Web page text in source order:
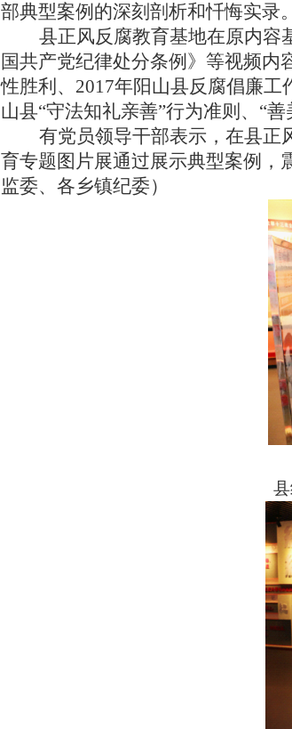
部典型案例的深刻剖析和忏悔实录。
县正风反腐教育基地在原内容
国共产党纪律处分条例》等视频
性胜利、 2017年阳山县反腐倡廉工
山县“守法知礼亲善”行为准则、“
有党员领导干部表示，在县正
育专题图片展通过展示典型案例，
监委、各乡镇纪委）
县